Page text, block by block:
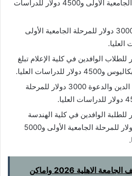
3000 دولار للمرحلة الجامعية الأولى و4500 دولار للدراسات
كلية التربية تتقاضى 3000 دولار للمرحلة الجامعية الأولى
الوافدين في كلية الإعلام تبلغ
تبلغ تكلفة كلية أصول الدين والدعوة 3000 دولار للمرحلة
الوافدين في كلية الهندسة
الزراعية هي 4000 دولار للمرحلة الجامعية الأولى و5000
مصاريف الجامعة الاهلية 2026 واماكن